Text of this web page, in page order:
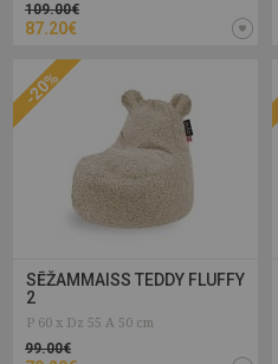
109.00€
87.20€
-20%
SĒŽAMMAISS TEDDY FLUFFY
2
P 60 x Dz 55 A 50 cm
99.00€